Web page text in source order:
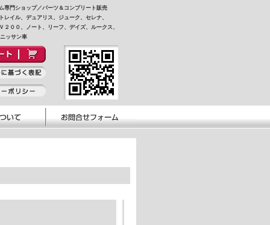
専門ショップ／パーツ＆コンプリート販売
レイル、デュアリス、ジューク、セレナ、
２００、ノート、リーフ、デイズ、ルークス、
ッサン車